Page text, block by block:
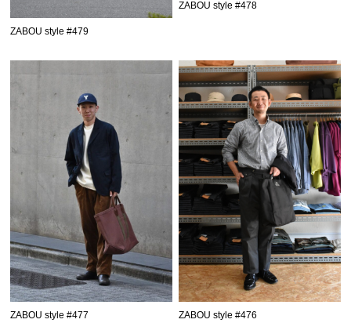
ZABOU style #479
ZABOU style #478
ZABOU style #477 ZABOU style #476